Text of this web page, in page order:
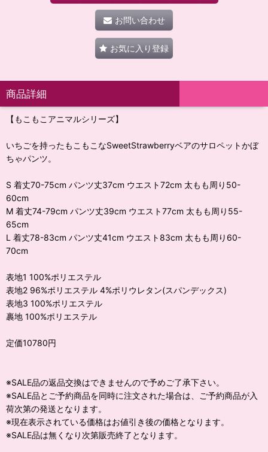
お問い合わせ
お気に入り登録
商品詳細
【もこもこアニマルシリーズ】
いちごを持ったもこもこなSweetStrawberryベアのサロペットかぼ
ちゃパンツ。
S 着丈70-75cm パンツ丈37cm ウエスト72cm 太もも周り50-
60cm
M 着丈74-79cm パンツ丈39cm ウエスト77cm 太もも周り55-
65cm
L 着丈78-83cm パンツ丈41cm ウエスト83cm 太もも周り60-
70cm
表地1 100%ポリエステル
表地2 96%ポリエステル 4%ポリウレタン(スパンデックス)
表地3 100%ポリエステル
裹地 100%ポリエステル
定価10780円
※SALE品の返品交換はできませんので予めご了承下さい。
※SALE品とご予約商品を同時に注文された場合は、ご予約商品が入
荷次第の発送となります。
※現在表示されている価格はお値引き後の価格となります。
※SALE品は無くなり次第販売終了となります。